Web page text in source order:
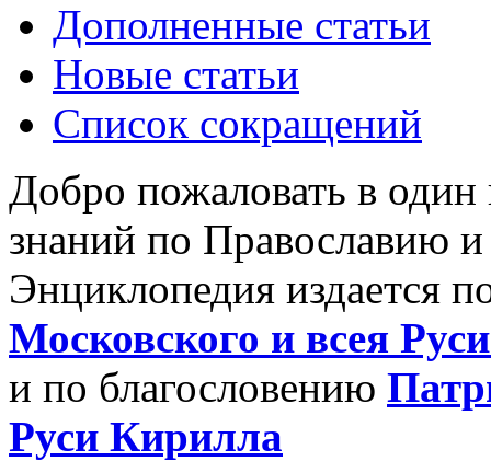
Дополненные статьи
Новые статьи
Список сокращений
Добро пожаловать в
знаний по Православию
Энциклопедия издается
Московского и всея
и по благословению
Руси Кирилла